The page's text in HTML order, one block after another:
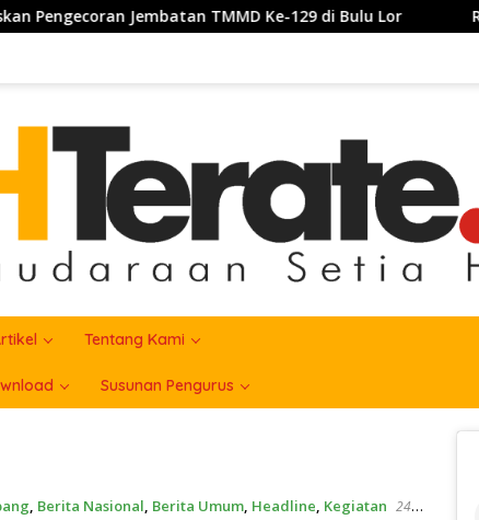
Jembatan TMMD Ke-129 di Bulu Lor Rakercab SH
Tentang Kami
Susunan Pengurus
, Berita Nasional, Berita Umum, Headline, Kegiatan 24